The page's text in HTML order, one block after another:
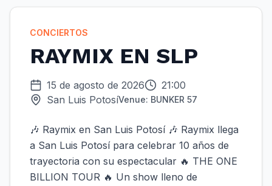
CONCIERTOS
RAYMIX EN SLP
15 de agosto de 2026
21:00
San Luis PotosíVenue: BUNKER 57
🎶 Raymix en San Luis Potosí 🎶 Raymix llega
a San Luis Potosí para celebrar 10 años de
trayectoria con su espectacular 🔥 THE ONE
BILLION TOUR 🔥 Un show lleno de